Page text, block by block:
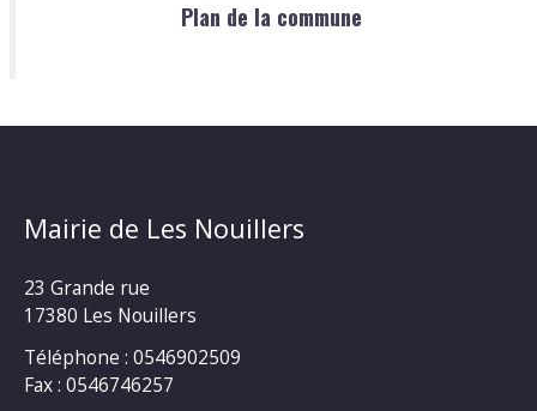
Plan de la commune
Mairie de Les Nouillers
23 Grande rue
17380 Les Nouillers
Téléphone : 0546902509
Fax : 0546746257